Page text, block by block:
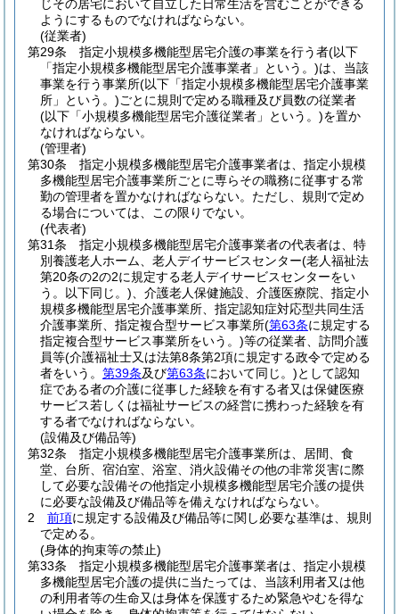
じその居宅において自立した日常生活を営むことができる
ようにするものでなければならない。
(従業者)
第29条
指定小規模多機能型居宅介護の事業を行う者(以下
「指定小規模多機能型居宅介護事業者」という。)は、当該
事業を行う事業所(以下「指定小規模多機能型居宅介護事業
所」という。)ごとに規則で定める職種及び員数の従業者
(以下「小規模多機能型居宅介護従業者」という。)を置か
なければならない。
(管理者)
第30条
指定小規模多機能型居宅介護事業者は、指定小規模
多機能型居宅介護事業所ごとに専らその職務に従事する常
勤の管理者を置かなければならない。 ただし、規則で定め
る場合については、この限りでない。
(代表者)
第31条
指定小規模多機能型居宅介護事業者の代表者は、特
別養護老人ホーム、老人デイサービスセンター(老人福祉法
第20条の2の2に規定する老人デイサービスセンターをい
う。以下同じ。) 、介護老人保健施設、介護医療院、指定小
規模多機能型居宅介護事業所、指定認知症対応型共同生活
介護事業所、指定複合型サービス事業所(第63条に規定する
指定複合型サービス事業所をいう。)等の従業者、訪問介護
員等(介護福祉士又は法第8条第2項に規定する政令で定める
者をいう。 第39条及び第63条において同じ。)として認知
症である者の介護に従事した経験を有する者又は保健医療
サービス若しくは福祉サービスの経営に携わった経験を有
する者でなければならない。
(設備及び備品等)
第32条
指定小規模多機能型居宅介護事業所は、居間、食
堂、台所、宿泊室、浴室、消火設備その他の非常災害に際
して必要な設備その他指定小規模多機能型居宅介護の提供
に必要な設備及び備品等を備えなければならない。
2
前項に規定する設備及び備品等に関し必要な基準は、規則
で定める。
(身体的拘束等の禁止)
第33条
指定小規模多機能型居宅介護事業者は、指定小規模
多機能型居宅介護の提供に当たっては、当該利用者又は他
の利用者等の生命又は身体を保護するため緊急やむを得な